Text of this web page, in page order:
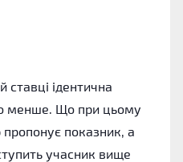
ставці ідентична
менше. Що при цьому
пропонує показник, а
учасник вище